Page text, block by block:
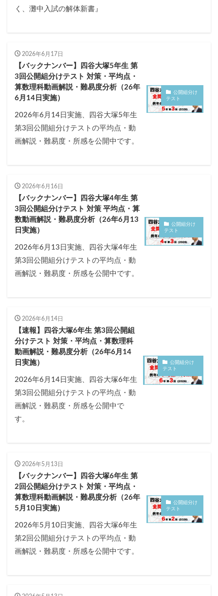
く、灘中入試の解体新書』
公開組分け
テスト
2026年6月17日
【バックナンバー】四谷大塚5年生 第
3回公開組分けテスト 対策・平均点・
算数理科動画解説・難易度分析（26年
6月14日実施）
2026年6月14日実施、四谷大塚5年生
第3回公開組分けテストの平均点・動
画解説・難易度・所感を公開中です。
公開組分け
テスト
2026年6月16日
【バックナンバー】四谷大塚4年生 第
3回公開組分けテスト 対策 平均点・算
数動画解説・難易度分析（26年6月13
日実施）
2026年6月13日実施、四谷大塚4年生
第3回公開組分けテストの平均点・動
画解説・難易度・所感を公開中です。
公開組分け
テスト
2026年6月14日
【速報】四谷大塚6年生 第3回公開組
分けテスト 対策・平均点・算数理科
動画解説・難易度分析（26年6月14
日実施）
2026年6月14日実施、四谷大塚6年生
第3回公開組分けテストの平均点・動
画解説・難易度・所感を公開中で
す。
公開組分け
テスト
2026年5月13日
【バックナンバー】四谷大塚6年生 第
2回公開組分けテスト 対策・平均点・
算数理科動画解説・難易度分析（26年
5月10日実施）
2026年5月10日実施、四谷大塚6年生
第2回公開組分けテストの平均点・動
画解説・難易度・所感を公開中です。